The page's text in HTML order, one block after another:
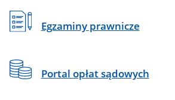
Egzaminy prawnicze
Portal opłat sądowych